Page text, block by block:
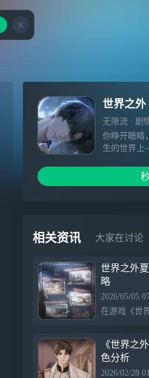
世界之外
无限流 剧
你睁开眼睛
生的世界
界，获得片
演背景各异
身份相异，
此。 当你遇到危险时，不要怕——他会
“……也或者
相关资讯 大家在讨论
世界之外
略
2026/05/05
《世界之
色分析
2026/02/28